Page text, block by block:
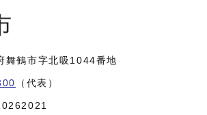
舞鶴市字北吸1044番地
（代表）